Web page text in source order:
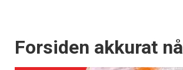
Forsiden akkurat nå